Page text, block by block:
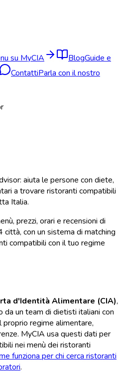
su MyCIA BlogGuide e
ContattiParla con il nostro
aiuta le persone con diete,
a trovare ristoranti compatibili
Italia.
prezzi, orari e recensioni di
città, con un sistema di matching
compatibili con il tuo regime
d'Identità Alimentare (CIA),
un team di dietisti italiani con
proprio regime alimentare,
MyCIA usa questi dati per
nei menù dei ristoranti
funziona per chi cerca ristoranti
.